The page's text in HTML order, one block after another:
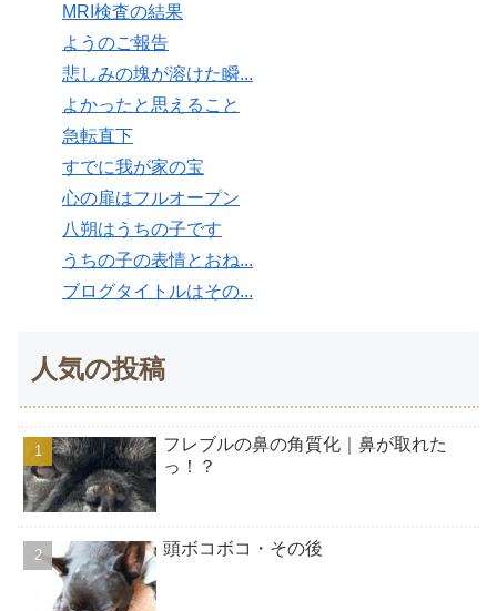
MRI検査の結果
ようのご報告
悲しみの塊が溶けた瞬...
よかったと思えること
急転直下
すでに我が家の宝
心の扉はフルオープン
八朔はうちの子です
うちの子の表情とおね...
ブログタイトルはその...
人気の投稿
フレブルの鼻の角質化｜鼻が取れた
っ！？
頭ボコボコ・その後